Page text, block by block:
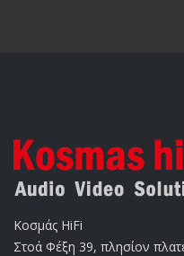
Κοσμάς HiFi
Στοά Φέξη 39, πλησίον